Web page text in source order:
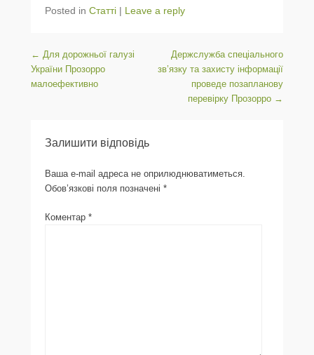
Posted in Статті | Leave a reply
Post navigation
← Для дорожньої галузі
України Прозорро
малоефективно
Держслужба спеціального
зв’язку та захисту інформації
проведе позапланову
перевірку Прозорро →
Залишити відповідь
Ваша e-mail адреса не оприлюднюватиметься.
Обов’язкові поля позначені *
Коментар *